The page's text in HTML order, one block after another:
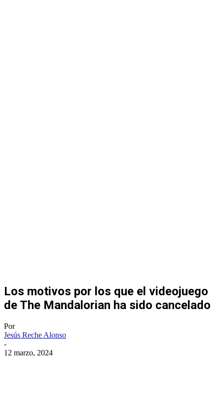
Los motivos por los que el videojuego
de The Mandalorian ha sido cancelado
Por
Jesús Reche Alonso
-
12 marzo, 2024